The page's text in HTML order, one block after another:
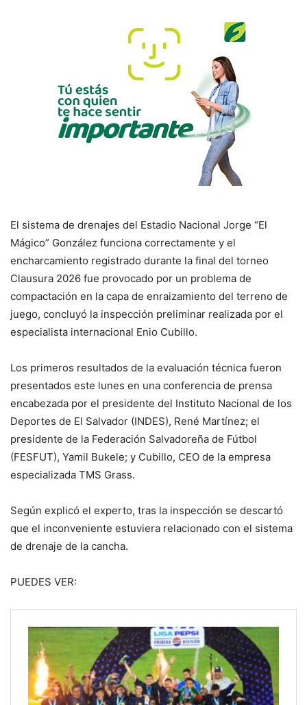
El sistema de drenajes del Estadio Nacional Jorge “El
Mágico” González funciona correctamente y el
encharcamiento registrado durante la final del torneo
Clausura 2026 fue provocado por un problema de
compactación en la capa de enraizamiento del terreno de
juego, concluyó la inspección preliminar realizada por el
especialista internacional Enio Cubillo.
Los primeros resultados de la evaluación técnica fueron
presentados este lunes en una conferencia de prensa
encabezada por el presidente del Instituto Nacional de los
Deportes de El Salvador (INDES), René Martínez; el
presidente de la Federación Salvadoreña de Fútbol
(FESFUT), Yamil Bukele; y Cubillo, CEO de la empresa
especializada TMS Grass.
Según explicó el experto, tras la inspección se descartó
que el inconveniente estuviera relacionado con el sistema
de drenaje de la cancha.
PUEDES VER: